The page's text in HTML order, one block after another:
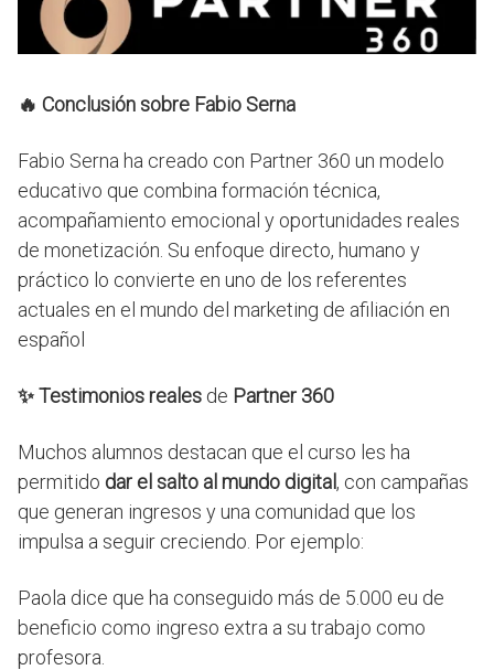
🔥 Conclusión sobre Fabio Serna
Fabio Serna ha creado con Partner 360 un modelo
educativo que combina formación técnica,
acompañamiento emocional y oportunidades reales
de monetización. Su enfoque directo, humano y
práctico lo convierte en uno de los referentes
actuales en el mundo del marketing de afiliación en
español
✨ Testimonios reales de Partner 360
Muchos alumnos destacan que el curso les ha
permitido dar el salto al mundo digital, con campañas
que generan ingresos y una comunidad que los
impulsa a seguir creciendo. Por ejemplo:
Paola dice que ha conseguido más de 5.000 eu de
beneficio como ingreso extra a su trabajo como
profesora.